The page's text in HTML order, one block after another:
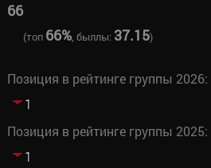
66
(топ 66%, быллы: 37.15)
Позиция в рейтинге группы 2026:
1
Позиция в рейтинге группы 2025:
1